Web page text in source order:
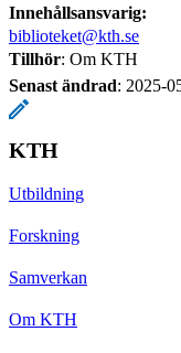
Innehållsansvarig:
biblioteket@kth.se
Tillhör: Om KTH
Senast ändrad: 2025-
KTH
Utbildning
Forskning
Samverkan
Om KTH